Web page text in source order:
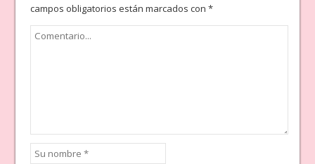
campos obligatorios están marcados con *